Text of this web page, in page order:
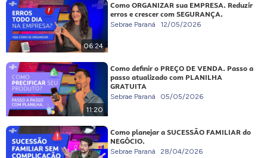
06:24
Como ORGANIZAR sua EMPRESA. Reduzir
erros e crescer com SEGURANÇA.
Sebrae Paraná 12/05/2026
11:20
Como definir o PREÇO DE VENDA. Passo a
passo atualizado com PLANILHA
GRATUITA
Sebrae Paraná 05/05/2026
Como planejar a SUCESSÃO FAMILIAR do
NEGÓCIO.
Sebrae Paraná 28/04/2026